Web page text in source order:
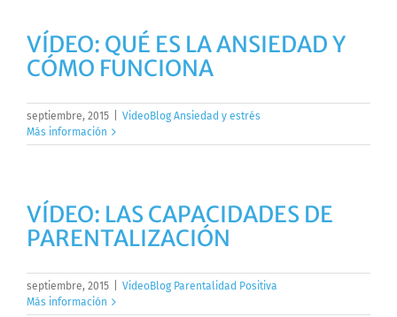
VÍDEO: QUÉ ES LA ANSIEDAD Y
CÓMO FUNCIONA
septiembre, 2015
VideoBlog Ansiedad y estrés
Más información
VÍDEO: LAS CAPACIDADES DE
PARENTALIZACIÓN
septiembre, 2015
VideoBlog Parentalidad Positiva
Más información